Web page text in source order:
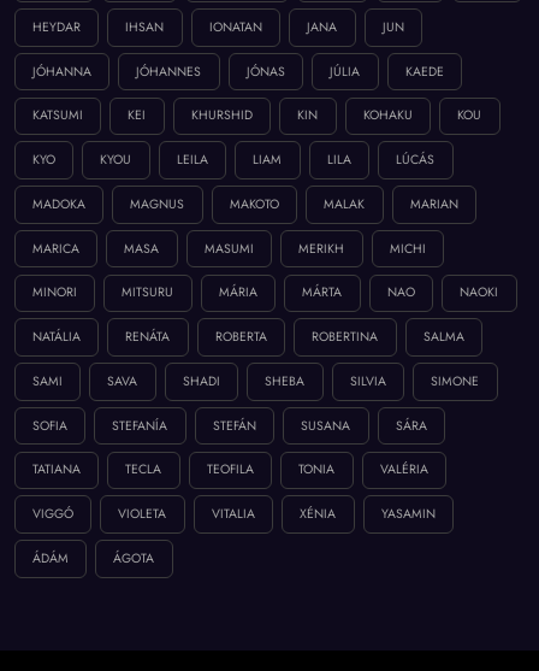
HEYDAR IHSAN IONATAN JANA JUN
JÓHANNA JÓHANNES JÓNAS JÚLIA KAEDE
KATSUMI KEI KHURSHID KIN KOHAKU KOU
KYO KYOU LEILA LIAM LILA LÚCÁS
MADOKA MAGNUS MAKOTO MALAK MARIAN
MARICA MASA MASUMI MERIKH MICHI
MINORI MITSURU MÁRIA MÁRTA NAO NAOKI
NATÁLIA RENÁTA ROBERTA ROBERTINA SALMA
SAMI SAVA SHADI SHEBA SILVIA SIMONE
SOFIA STEFANÍA STEFÁN SUSANA SÁRA
TATIANA TECLA TEOFILA TONIA VALÉRIA
VIGGÓ VIOLETA VITALIA XÉNIA YASAMIN
ÁDÁM ÁGOTA